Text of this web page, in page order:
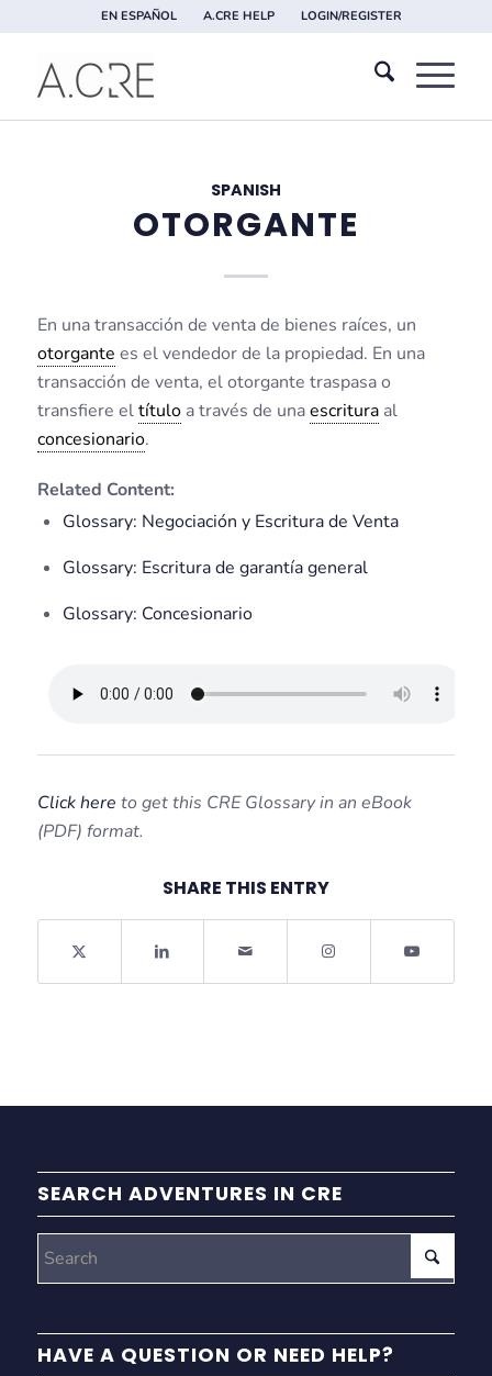
EN ESPAÑOL A.CRE HELP LOGIN/REGISTER
SPANISH
OTORGANTE
En una transacción de venta de bienes raíces, un
otorgante es el vendedor de la propiedad. En una
transacción de venta, el otorgante traspasa o
transfiere eltítuloa través de unaescrituraal
concesionario.
Related Content:
Glossary: Negociación y Escritura de Venta
Glossary: Escritura de garantía general
Glossary: Concesionario
Click here to get this CRE Glossary in an eBook
(PDF) format.
SHARE THIS ENTRY
SEARCH ADVENTURES IN CRE
HAVE A QUESTION OR NEED HELP?